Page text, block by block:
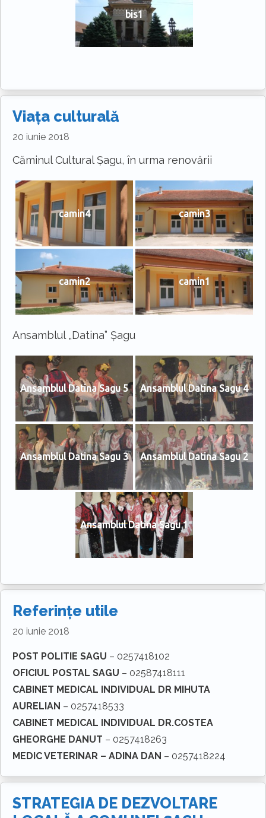
bis1
Viața culturală
20 iunie 2018
Căminul Cultural Șagu, în urma renovării
camin4 camin3
camin2 camin1
Ansamblul „Datina” Șagu
Ansamblul Datina Sagu 5 Ansamblul Datina Sagu 4
Ansamblul Datina Sagu 3 Ansamblul Datina Sagu 2
Ansamblul Datina Sagu 1
Referințe utile
20 iunie 2018
POST POLITIE SAGU – 0257418102
OFICIUL POSTAL SAGU – 02587418111
CABINET MEDICAL INDIVIDUAL DR MIHUTA
AURELIAN – 0257418533
CABINET MEDICAL INDIVIDUAL DR.COSTEA
GHEORGHE DANUT – 0257418263
MEDIC VETERINAR – ADINA DAN – 0257418224
STRATEGIA DE DEZVOLTARE